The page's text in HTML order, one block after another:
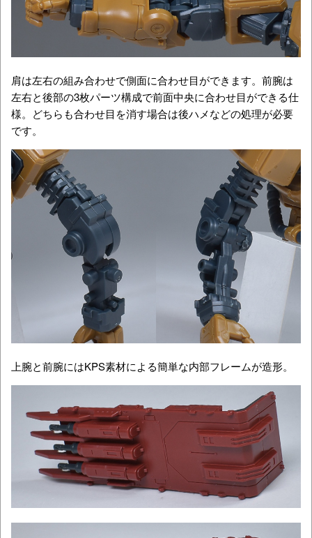
肩は左右の組み合わせで側面に合わせ目ができます。前腕は
左右と後部の3枚パーツ構成で前面中央に合わせ目ができる仕
様。どちらも合わせ目を消す場合は後ハメなどの処理が必要
です。
上腕と前腕にはKPS素材による簡単な内部フレームが造形。